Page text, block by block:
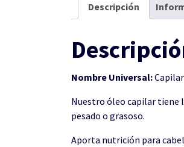
Descripción
Nombre Universal:Capilar
Nuestro óleo capilar tiene
pesado o grasoso.
Aporta nutrición para